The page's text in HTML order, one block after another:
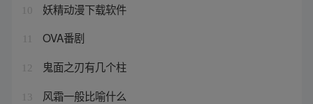
10 妖精动漫下载软件
OVA番剧
12 鬼面之刃有几个柱
13 风霜一般比喻什么